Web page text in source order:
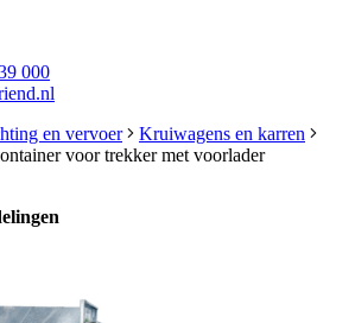
000
en vervoer
Kruiwagens en karren
voor trekker met voorlader